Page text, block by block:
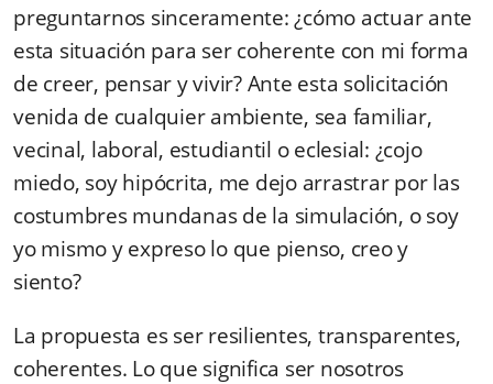
preguntarnos sinceramente: ¿cómo actuar ante
esta situación para ser coherente con mi forma
de creer, pensar y vivir? Ante esta solicitación
venida de cualquier ambiente, sea familiar,
vecinal, laboral, estudiantil o eclesial: ¿cojo
miedo, soy hipócrita, me dejo arrastrar por las
costumbres mundanas de la simulación, o soy
yo mismo y expreso lo que pienso, creo y
siento?
La propuesta es ser resilientes, transparentes,
coherentes. Lo que significa ser nosotros